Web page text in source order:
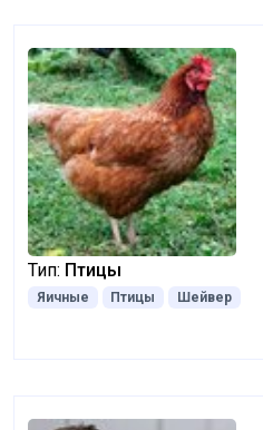
Тип: Птицы
Яичные Птицы Шейвер